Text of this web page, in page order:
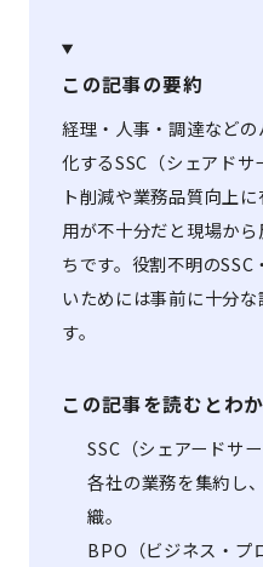
この記事の要約
経理・人事・調達など
化するSSC（シェアド
ト削減や業務品質向上
用が不十分だと現場か
ちです。役割不明の
いためには事前に十分
す。
この記事を読むとわ
SSC（シェアードサ
各社の業務を集約し
織。
BPO（ビジネス・プ